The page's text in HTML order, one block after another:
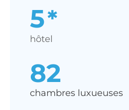
5*
hôtel
82
chambres luxueuses